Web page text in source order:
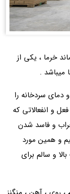
خرما ، یکی از
میباشد .
دمای سردخانه را
و انفعالاتی که
و فاسد شدن
و همین مورد
و سالم برای